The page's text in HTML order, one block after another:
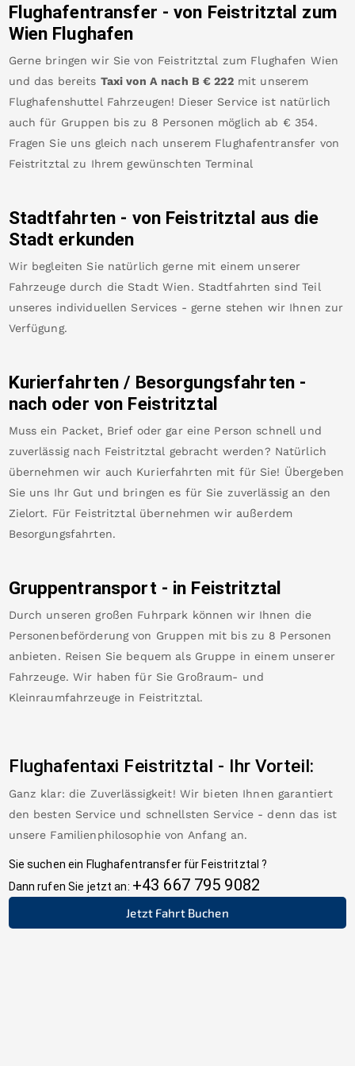
Flughafentransfer - von Feistritztal zum
Wien Flughafen
Gerne bringen wir Sie von Feistritztal zum Flughafen Wien
und das bereits Taxi von A nach B €222 mit unserem
Flughafenshuttel Fahrzeugen! Dieser Service ist natürlich
auch für Gruppen bis zu 8 Personen möglich ab € 354.
Fragen Sie uns gleich nach unserem Flughafentransfer von
Feistritztal zu Ihrem gewünschten Terminal
Stadtfahrten - von Feistritztal aus die
Stadt erkunden
Wir begleiten Sie natürlich gerne mit einem unserer
Fahrzeuge durch die Stadt Wien. Stadtfahrten sind Teil
unseres individuellen Services - gerne stehen wir Ihnen zur
Verfügung.
Kurierfahrten / Besorgungsfahrten -
nach oder von Feistritztal
Muss ein Packet, Brief oder gar eine Person schnell und
zuverlässig nach Feistritztal gebracht werden? Natürlich
übernehmen wir auch Kurierfahrten mit für Sie! Übergeben
Sie uns Ihr Gut und bringen es für Sie zuverlässig an den
Zielort. Für Feistritztal übernehmen wir außerdem
Besorgungsfahrten.
Gruppentransport - in Feistritztal
Durch unseren großen Fuhrpark können wir Ihnen die
Personenbeförderung von Gruppen mit bis zu 8 Personen
anbieten. Reisen Sie bequem als Gruppe in einem unserer
Fahrzeuge. Wir haben für Sie Großraum- und
Kleinraumfahrzeuge in Feistritztal.
Flughafentaxi Feistritztal - Ihr Vorteil:
Ganz klar: die Zuverlässigkeit! Wir bieten Ihnen garantiert
den besten Service und schnellsten Service - denn das ist
unsere Familienphilosophie von Anfang an.
Sie suchen ein Flughafentransfer für Feistritztal ?
Dann rufen Sie jetzt an: +43 667 795 9082
Jetzt Fahrt Buchen